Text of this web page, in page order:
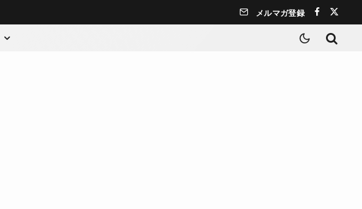
メルマガ登録